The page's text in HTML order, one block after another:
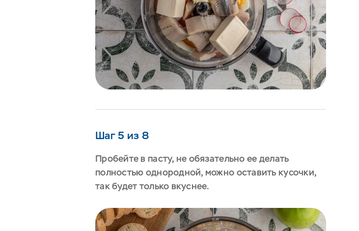
Шаг 5 из 8
Пробейте в пасту, не обязательно ее делать
полностью однородной, можно оставить кусочки,
так будет только вкуснее.